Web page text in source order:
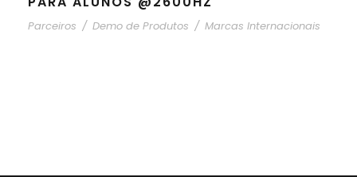
Parceiros / Demo de Produtos / Marcas Internacionais